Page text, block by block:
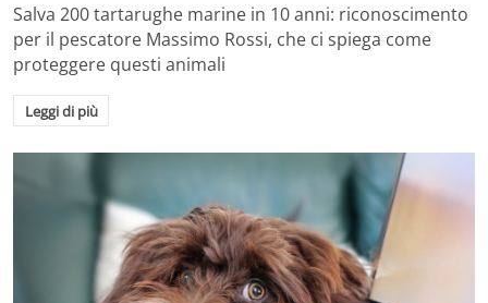
Salva 200 tartarughe marine in 10 anni: riconoscimento
per il pescatore Massimo Rossi, che ci spiega come
proteggere questi animali
Leggi di più